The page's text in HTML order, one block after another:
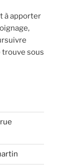
à apporter
sous